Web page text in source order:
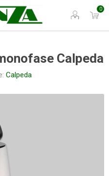
0
Calpeda
Calpeda